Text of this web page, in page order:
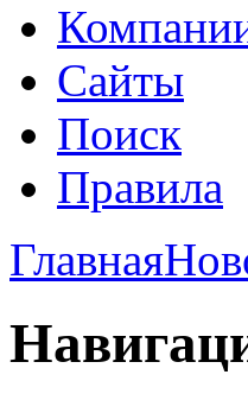
Сайты
Поиск
Правила
Главная